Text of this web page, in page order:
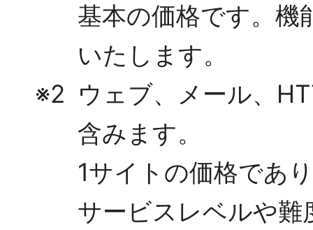
基本の価格です。機
いたします。
※2 ウェブ、メール、
含みます。
1サイトの価格であ
サービスレベルや難